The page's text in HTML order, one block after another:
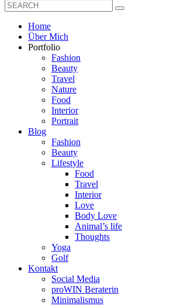
Home
Über Mich
Portfolio
Fashion
Beauty
Travel
Nature
Food
Interior
Portrait
Blog
Fashion
Beauty
Lifestyle
Food
Travel
Interior
Love
Body Love
Animal’s life
Thoughts
Yoga
Golf
Kontakt
Social Media
proWIN Beraterin
Minimalismus